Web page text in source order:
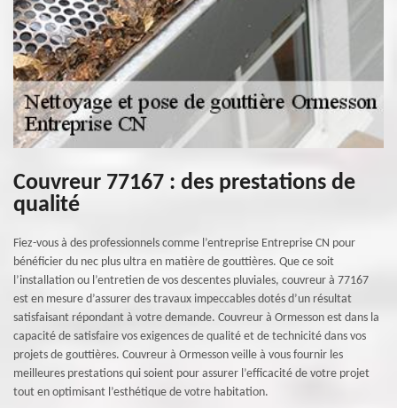
Couvreur 77167 : des prestations de
qualité
Fiez-vous à des professionnels comme l’entreprise Entreprise CN pour
bénéficier du nec plus ultra en matière de gouttières. Que ce soit
l’installation ou l’entretien de vos descentes pluviales, couvreur à 77167
est en mesure d’assurer des travaux impeccables dotés d’un résultat
satisfaisant répondant à votre demande. Couvreur à Ormesson est dans la
capacité de satisfaire vos exigences de qualité et de technicité dans vos
projets de gouttières. Couvreur à Ormesson veille à vous fournir les
meilleures prestations qui soient pour assurer l’efficacité de votre projet
tout en optimisant l’esthétique de votre habitation.